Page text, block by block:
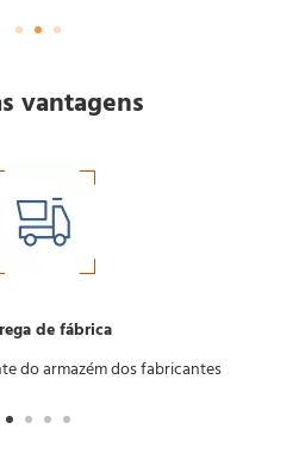
vantagens
de fábrica
do armazém dos fabricantes